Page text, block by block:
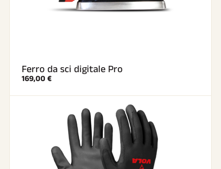
Ferro da sci digitale Pro
169,00 €